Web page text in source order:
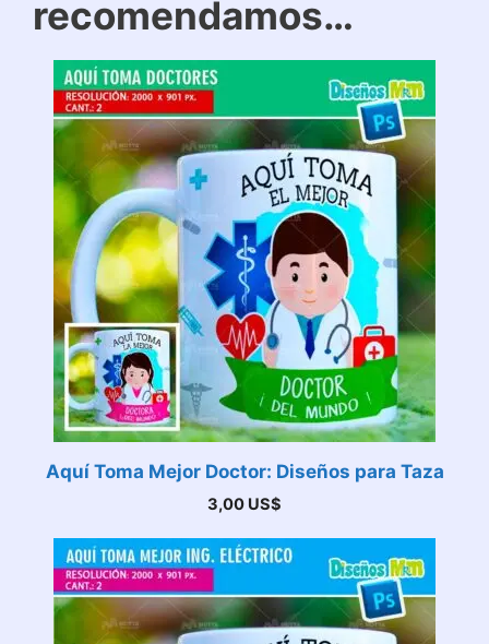
recomendamos…
Aquí Toma Mejor Doctor: Diseños para Taza
3,00 US$